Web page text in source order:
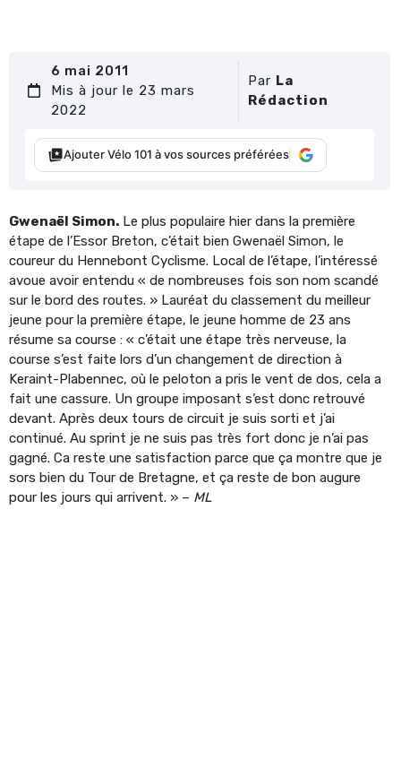
6 mai 2011
Mis à jour le 23 mars
2022
Par La
Rédaction
Ajouter Vélo 101 à vos sources préférées
Gwenaël Simon. Le plus populaire hier dans la première
étape de l’Essor Breton, c’était bien Gwenaël Simon, le
coureur du Hennebont Cyclisme. Local de l’étape, l’intéressé
avoue avoir entendu « de nombreuses fois son nom scandé
sur le bord des routes. » Lauréat du classement du meilleur
jeune pour la première étape, le jeune homme de 23 ans
résume sa course : « c’était une étape très nerveuse, la
course s’est faite lors d’un changement de direction à
Keraint-Plabennec, où le peloton a pris le vent de dos, cela a
fait une cassure. Un groupe imposant s’est donc retrouvé
devant. Après deux tours de circuit je suis sorti et j’ai
continué. Au sprint je ne suis pas très fort donc je n’ai pas
gagné. Ca reste une satisfaction parce que ça montre que je
sors bien du Tour de Bretagne, et ça reste de bon augure
pour les jours qui arrivent. » – ML